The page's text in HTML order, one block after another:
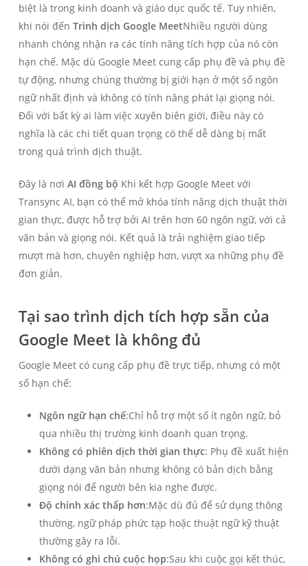
biệt là trong kinh doanh và giáo dục quốc tế. Tuy nhiên,
khi nói đến Trình dịch Google MeetNhiều người dùng
nhanh chóng nhận ra các tính năng tích hợp của nó còn
hạn chế. Mặc dù Google Meet cung cấp phụ đề và phụ đề
tự động, nhưng chúng thường bị giới hạn ở một số ngôn
ngữ nhất định và không có tính năng phát lại giọng nói.
Đối với bất kỳ ai làm việc xuyên biên giới, điều này có
nghĩa là các chi tiết quan trọng có thể dễ dàng bị mất
trong quá trình dịch thuật.
Đây là nơi AI đồng bộ Khi kết hợp Google Meet với
Transync AI, bạn có thể mở khóa tính năng dịch thuật thời
gian thực, được hỗ trợ bởi AI trên hơn 60 ngôn ngữ, với cả
văn bản và giọng nói. Kết quả là trải nghiệm giao tiếp
mượt mà hơn, chuyên nghiệp hơn, vượt xa những phụ đề
đơn giản.
Tại sao trình dịch tích hợp sẵn của
Google Meet là không đủ
Google Meet có cung cấp phụ đề trực tiếp, nhưng có một
số hạn chế:
Ngôn ngữ hạn chế:Chỉ hỗ trợ một số ít ngôn ngữ, bỏ
qua nhiều thị trường kinh doanh quan trọng.
Không có phiên dịch thời gian thực: Phụ đề xuất hiện
dưới dạng văn bản nhưng không có bản dịch bằng
giọng nói để người bên kia nghe được.
Độ chính xác thấp hơn:Mặc dù đủ để sử dụng thông
thường, ngữ pháp phức tạp hoặc thuật ngữ kỹ thuật
thường gây ra lỗi.
Không có ghi chú cuộc họp:Sau khi cuộc gọi kết thúc,